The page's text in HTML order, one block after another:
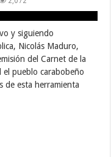
y siguiendo
Nicolás Maduro,
del Carnet de la
el pueblo carabobeño
de esta herramienta